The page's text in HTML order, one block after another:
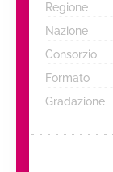
Regione
Nazione
Consorzio
Formato
Gradazione